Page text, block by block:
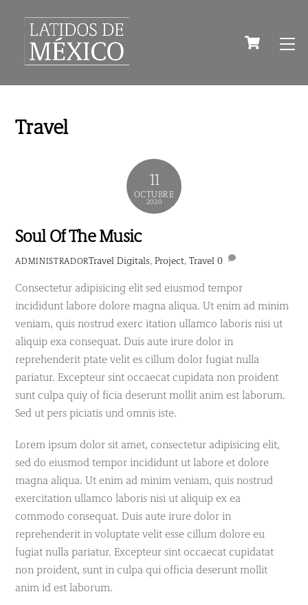
content
Cart
Travel
11
OCTUBRE
2020
Soul Of The Music
ADMINISTRADORTravel Digitals, Project, Travel 0
Consectetur adipisicing elit sed eiusmod tempor
incididunt labore dolore magna aliqua. Ut enim ad minim
veniam, quis nostrud exerc itation ullamco laboris nisi ut
aliquip exa consequat. Duis aute irure dolor in
reprehenderit ptate velit es cillum dolor fugiat nulla
pariatur. Excepteur sint occaecat cupidata non proident
sunt culpa quiy of ficia deserunt mollit anim est laborum.
Sed ut pers piciatis und omnis iste.
Lorem ipsum dolor sit amet, consectetur adipisicing elit,
sed do eiusmod tempor incididunt ut labore et dolore
magna aliqua. Ut enim ad minim veniam, quis nostrud
exercitation ullamco laboris nisi ut aliquip ex ea
commodo consequat. Duis aute irure dolor in
reprehenderit in voluptate velit esse cillum dolore eu
fugiat nulla pariatur. Excepteur sint occaecat cupidatat
non proident, sunt in culpa qui officia deserunt mollit
anim id est laborum.